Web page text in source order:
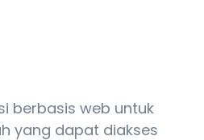
berbasis web untuk
yang dapat diakses